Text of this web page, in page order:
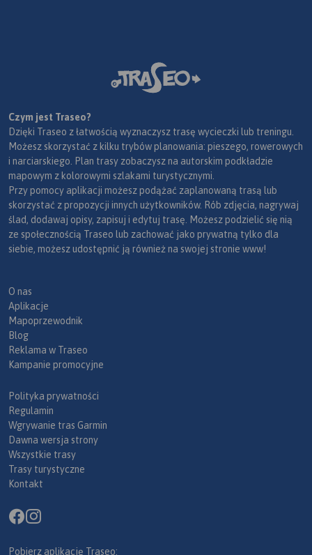
Czym jest Traseo?
Dzięki Traseo z łatwością wyznaczysz trasę wycieczki lub treningu.
Możesz skorzystać z kilku trybów planowania: pieszego, rowerowych
i narciarskiego. Plan trasy zobaczysz na autorskim podkładzie
mapowym z kolorowymi szlakami turystycznymi.
Przy pomocy aplikacji możesz podążać zaplanowaną trasą lub
skorzystać z propozycji innych użytkowników. Rób zdjęcia, nagrywaj
ślad, dodawaj opisy, zapisuj i edytuj trasę. Możesz podzielić się nią
ze społecznością Traseo lub zachować jako prywatną tylko dla
siebie, możesz udostępnić ją również na swojej stronie www!
O nas
Aplikacje
Mapoprzewodnik
Blog
Reklama w Traseo
Kampanie promocyjne
Polityka prywatności
Regulamin
Wgrywanie tras Garmin
Dawna wersja strony
Wszystkie trasy
Trasy turystyczne
Kontakt
Pobierz aplikację Traseo: